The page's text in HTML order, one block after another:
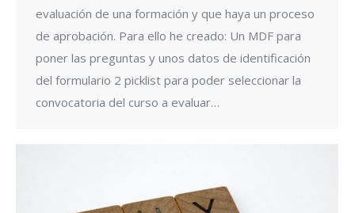
evaluación de una formación y que haya un proceso
de aprobación. Para ello he creado: Un MDF para
poner las preguntas y unos datos de identificación
del formulario 2 picklist para poder seleccionar la
convocatoria del curso a evaluar…